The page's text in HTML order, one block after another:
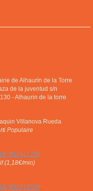
de Alhaurín de la Torre
de la juventud s/n
-Alhaurin de la torre
Villanova Rueda
Populaire
952417150
(1,18€/min)
952413336